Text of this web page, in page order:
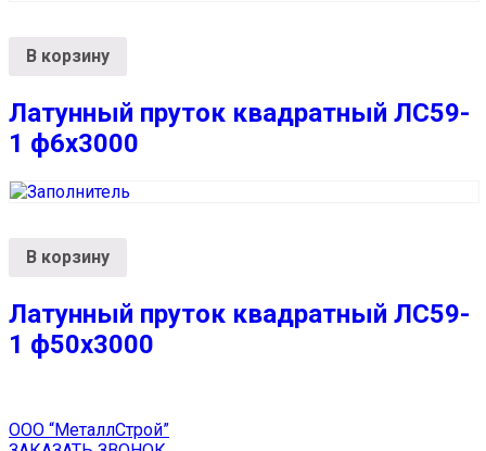
В корзину
Латунный пруток квадратный ЛС59-
1 ф6х3000
В корзину
Латунный пруток квадратный ЛС59-
1 ф50х3000
ООО “МеталлСтрой”